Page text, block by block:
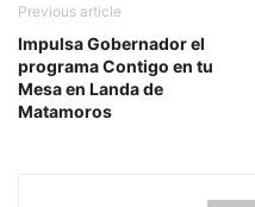
Previous article
Impulsa Gobernador el
programa Contigo en tu
Mesa en Landa de
Matamoros